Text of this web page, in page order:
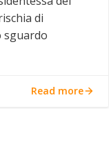
di
sguardo
Read more